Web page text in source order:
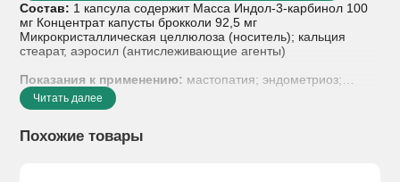
Состав: 1 капсула содержит Масса Индол-3-карбинол 100
мг Концентрат капусты брокколи 92,5 мг
Микрокристаллическая целлюлоза (носитель); кальция
стеарат, аэросил (антислеживающие агенты)
Показания к применению: мастопатия; эндометриоз;
папилломавирусная инфекция; миома матки. Как правило,
биодобавка применяется в комплексном лечении патологий
Читать далее
Похожие товары